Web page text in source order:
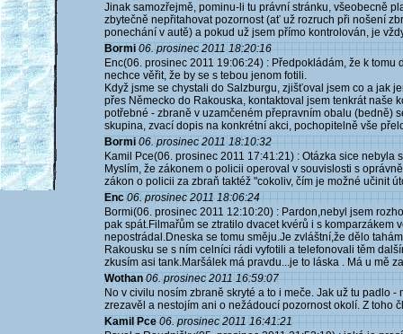
Jinak samozřejmě, pominu-li tu právní stránku, všeobecně
zbytečně nepřitahovat pozornost (ať už rozruch při nošení
ponechání v autě) a pokud už jsem přímo kontrolován, je
Bormi 06. prosinec 2011 18:20:16
Enc(06. prosinec 2011 19:06:24) : Předpokládám, že k
nechce věřit, že by se s tebou jenom fotili.
Když jsme se chystali do Salzburgu, zjišťoval jsem co a jak
přes Německo do Rakouska, kontaktoval jsem tenkrát naše
potřebné - zbraně v uzamčeném přepravním obalu (bedně)
skupina, zvací dopis na konkrétní akci, pochopitelně vše
Bormi 06. prosinec 2011 18:10:32
Kamil Pce(06. prosinec 2011 17:41:21) : Otázka sice
Myslím, že zákonem o policii operoval v souvislosti s
zákon o policii za zbraň taktéž "cokoliv, čím je možné učinit
Enc 06. prosinec 2011 18:06:24
Bormi(06. prosinec 2011 12:10:20) : Pardon,nebyl jsem
pak spát.Filmařům se ztratilo dvacet kvérů i s komparzákem
nepostrádal.Dneska se tomu směju.Je zvláštní,že dělo
Rakousku se s ním celníci rádi vyfotili a telefonovali těm
zkusím asi tank.Maršálek má pravdu...je to láska . Má u mě
Wothan 06. prosinec 2011 16:59:07
No v civilu nosím zbraně skryté a to i meče. Jak už tu padlo
zrezavěl a nestojím ani o nežádoucí pozornost okolí. Z toho
Kamil Pce 06. prosinec 2011 16:41:21